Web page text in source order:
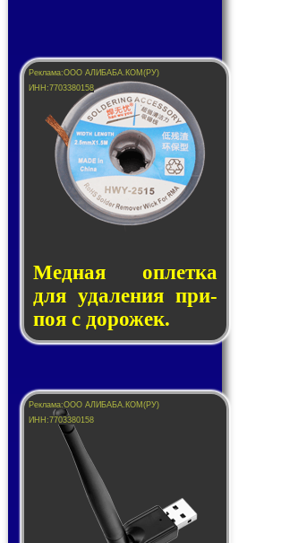
Медная оп­лет­ка
для уда­ле­ния при­
поя с до­ро­жек.